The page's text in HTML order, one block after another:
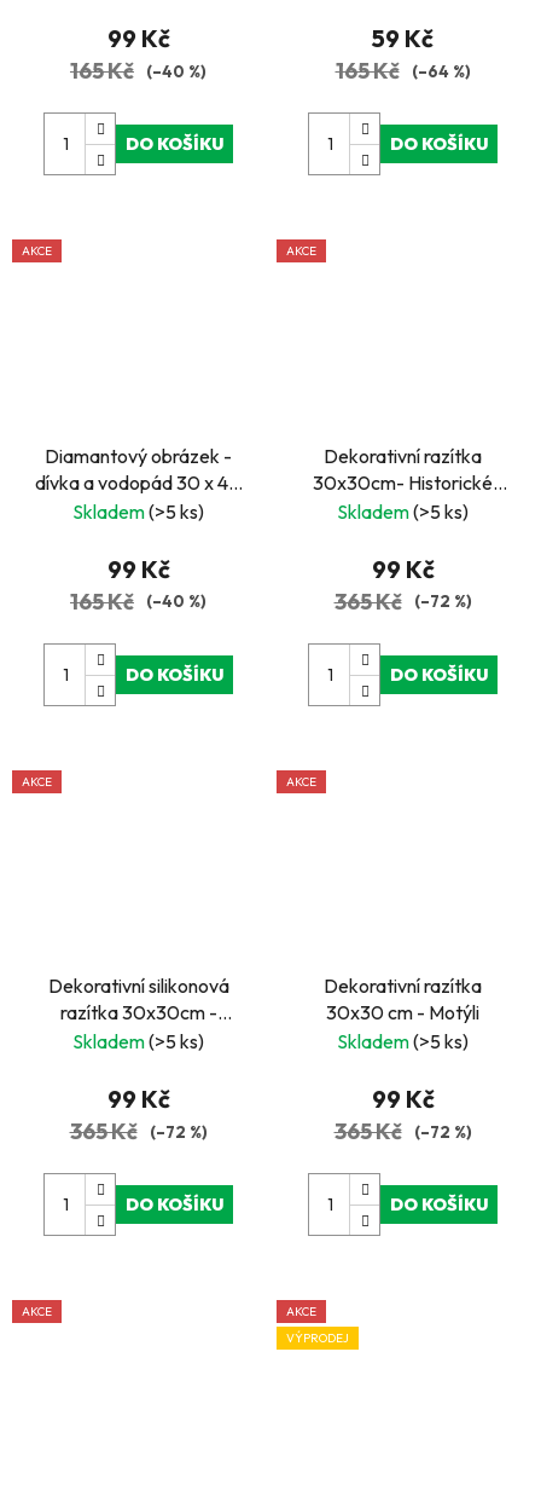
99 Kč
165 Kč (–40 %)
DO KOŠÍKU
59 Kč
165 Kč (–64 %)
DO KOŠÍKU
AKCE
Diamantový obrázek -
dívka a vodopád 30 x 40
cm
Skladem(>5 ks)
99 Kč
165 Kč (–40 %)
DO KOŠÍKU
AKCE
Dekorativní razítka
30x30cm- Historické
město, ulice
Skladem(>5 ks)
99 Kč
365 Kč (–72 %)
DO KOŠÍKU
AKCE
Dekorativní silikonová
razítka 30x30cm -
Historické město, chrám
Skladem(>5 ks)
99 Kč
365 Kč (–72 %)
DO KOŠÍKU
AKCE
Dekorativní razítka
30x30 cm - Motýli
Skladem(>5 ks)
99 Kč
365 Kč (–72 %)
DO KOŠÍKU
AKCE
AKCE
VÝPRODEJ